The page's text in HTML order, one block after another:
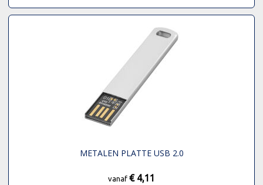
METALEN PLATTE USB 2.0
vanaf € 4,11